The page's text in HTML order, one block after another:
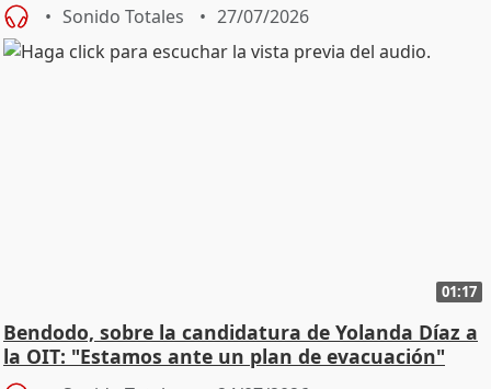
Sonido Totales 27/07/2026
01:17
Bendodo, sobre la candidatura de Yolanda Díaz a
la OIT: "Estamos ante un plan de evacuación"